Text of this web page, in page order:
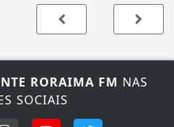
RORAIMA FM NAS
SOCIAIS